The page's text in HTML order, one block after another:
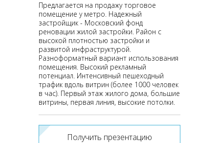
Предлагается на продажу торговое
помещение у метро. Надежный
застройщик - Московский фонд
реновации жилой застройки. Район с
высокой плотностью застройки и
развитой инфраструктурой.
Разноформатный вариант использования
помещения. Высокий рекламный
потенциал. Интенсивный пешеходный
трафик вдоль витрин (более 1000 человек
в час). Первый этаж жилого дома, большие
витрины, первая линия, высокие потолки.
Получить презентацию